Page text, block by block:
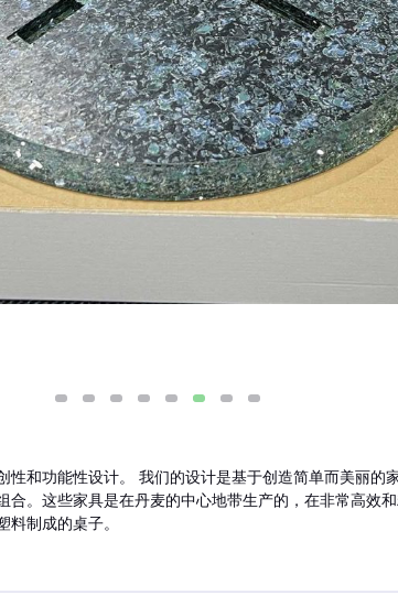
和功能性设计。 我们的设计是基于创造简单而美丽的
。这些家具是在丹麦的中心地带生产的，在非常高效
制成的桌子。